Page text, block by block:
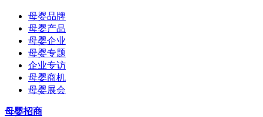
母婴品牌
母婴产品
母婴企业
母婴专题
企业专访
母婴商机
母婴展会
母婴招商